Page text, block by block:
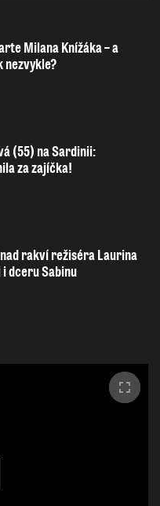
Milana Knížáka – a
nezvykle?
(55) na Sardinii:
za zajíčka!
rakví režiséra Laurina
dceru Sabinu